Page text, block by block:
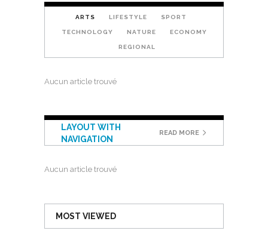
ARTS LIFESTYLE SPORT
TECHNOLOGY NATURE ECONOMY
REGIONAL
Aucun article trouvé
LAYOUT WITH
NAVIGATION
READ MORE
Aucun article trouvé
MOST VIEWED